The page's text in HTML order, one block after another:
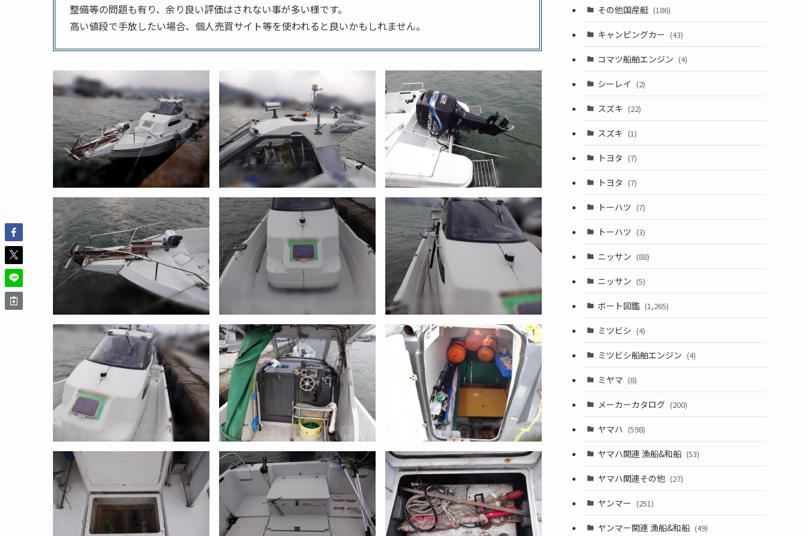
整備等の問題も有り、余り良い評価はされない事が多い様です。
高い値段で手放したい場合、個人売買サイト等を使われると良いかもしれません。
その他国産艇 (186)
キャンピングカー (43)
コマツ船舶エンジン (4)
シーレイ (2)
スズキ (22)
スズキ (1)
トヨタ (7)
トヨタ (7)
トーハツ (7)
トーハツ (3)
ニッサン (88)
ニッサン (5)
ボート図鑑 (1,265)
ミツビシ (4)
ミツビシ船舶エンジン (4)
ミヤマ (8)
メーカーカタログ (200)
ヤマハ (598)
ヤマハ関連 漁船&和船 (53)
ヤマハ関連その他 (27)
ヤンマー (251)
ヤンマー関連 漁船&和船 (49)